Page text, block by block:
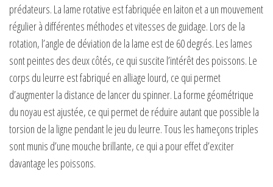
prédateurs. La lame rotative est fabriquée en laiton et a un mouvement
régulier à différentes méthodes et vitesses de guidage. Lors de la
rotation, l’angle de déviation de la lame est de 60 degrés. Les lames
sont peintes des deux côtés, ce qui suscite l’intérêt des poissons. Le
corps du leurre est fabriqué en alliage lourd, ce qui permet
d’augmenter la distance de lancer du spinner. La forme géométrique
du noyau est ajustée, ce qui permet de réduire autant que possible la
torsion de la ligne pendant le jeu du leurre. Tous les hameçons triples
sont munis d’une mouche brillante, ce qui a pour effet d’exciter
davantage les poissons.